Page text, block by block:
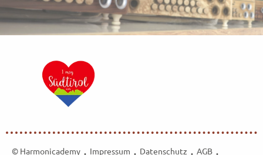
© Harmonicademy • Impressum • Datenschutz • AGB •